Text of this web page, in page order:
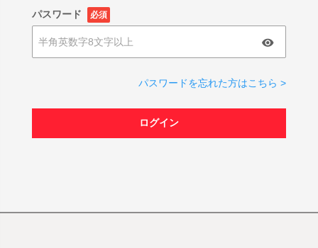
パスワード 必須
パスワードを忘れた方はこちら >
ログイン